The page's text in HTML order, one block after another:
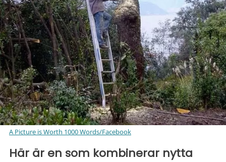
A Picture is Worth 1000 Words/Facebook
Här är en som kombinerar nytta